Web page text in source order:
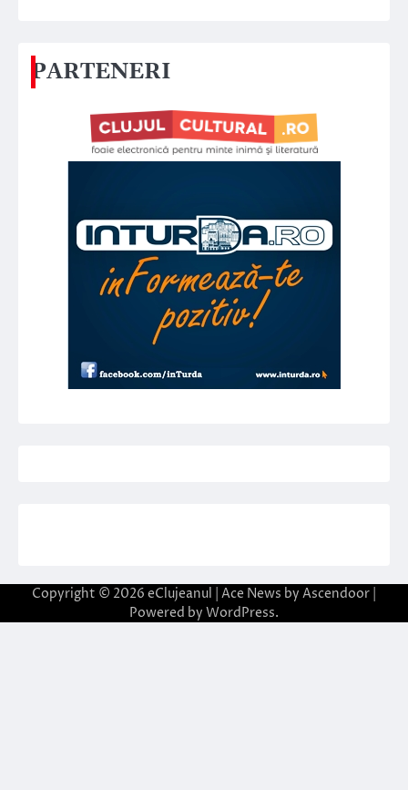
PARTENERI
Copyright © 2026 eClujeanul | Ace News by Ascendoor
Powered by WordPress.